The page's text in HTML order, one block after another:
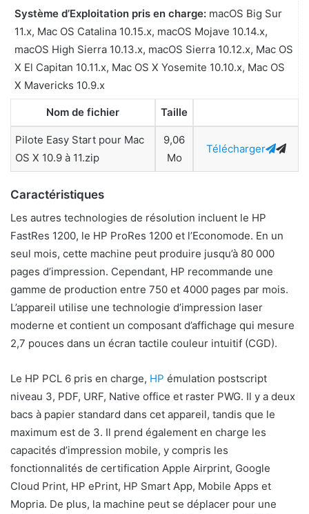
Système d’Exploitation pris en charge: macOS Big Sur
11.x, Mac OS Catalina 10.15.x, macOS Mojave 10.14.x,
macOS High Sierra 10.13.x, macOS Sierra 10.12.x, Mac OS
X El Capitan 10.11.x, Mac OS X Yosemite 10.10.x, Mac OS
X Mavericks 10.9.x
Nom de fichier Taille
Pilote Easy Start pour Mac
OS X 10.9 à 11.zip
9,06
Mo
Télécharger
Caractéristiques
Les autres technologies de résolution incluent le HP
FastRes 1200, le HP ProRes 1200 et l’Economode. En un
seul mois, cette machine peut produire jusqu’à 80 000
pages d’impression. Cependant, HP recommande une
gamme de production entre 750 et 4000 pages par mois.
L’appareil utilise une technologie d’impression laser
moderne et contient un composant d’affichage qui mesure
2,7 pouces dans un écran tactile couleur intuitif (CGD).
Le HP PCL 6 pris en charge, HP émulation postscript
niveau 3, PDF, URF, Native office et raster PWG. Il y a deux
bacs à papier standard dans cet appareil, tandis que le
maximum est de 3. Il prend également en charge les
capacités d’impression mobile, y compris les
fonctionnalités de certification Apple Airprint, Google
Cloud Print, HP ePrint, HP Smart App, Mobile Apps et
Mopria. De plus, la machine peut se déplacer pour une